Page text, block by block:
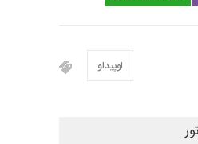
لوپیداو